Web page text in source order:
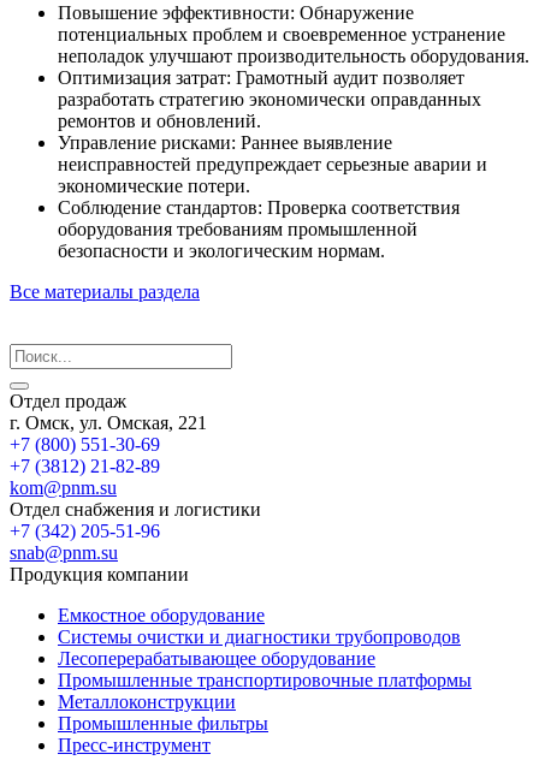
Повышение эффективности: Обнаружение
потенциальных проблем и своевременное устранение
неполадок улучшают производительность оборудования.
Оптимизация затрат: Грамотный аудит позволяет
разработать стратегию экономически оправданных
ремонтов и обновлений.
Управление рисками: Раннее выявление
неисправностей предупреждает серьезные аварии и
экономические потери.
Соблюдение стандартов: Проверка соответствия
оборудования требованиям промышленной
безопасности и экологическим нормам.
Все материалы раздела
Отдел продаж
г. Омск, ул. Омская, 221
+7 (800) 551-30-69
+7 (3812) 21-82-89
kom@pnm.su
Отдел снабжения и логистики
+7 (342) 205-51-96
snab@pnm.su
Продукция компании
Емкостное оборудование
Системы очистки и диагностики трубопроводов
Лесоперерабатывающее оборудование
Промышленные транспортировочные платформы
Металлоконструкции
Промышленные фильтры
Пресс-инструмент